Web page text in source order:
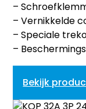
–
– Vernikkelde
– Speciale
–
Bekijk